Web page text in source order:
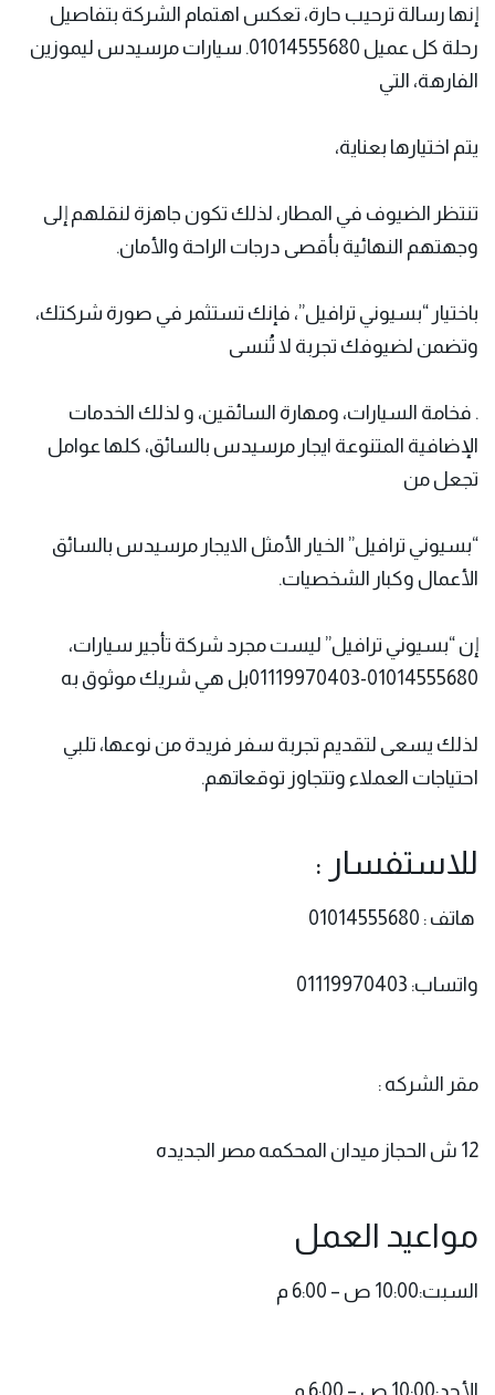
إنها رسالة ترحيب حارة، تعكس اهتمام الشركة بتفاصيل
رحلة كل عميل 01014555680. سيارات مرسيدس ليموزين
الفارهة، التي
يتم اختيارها بعناية،
تنتظر الضيوف في المطار، لذلك تكون جاهزة لنقلهم إلى
وجهتهم النهائية بأقصى درجات الراحة والأمان.
باختيار “بسيوني ترافيل”، فإنك تستثمر في صورة شركتك،
وتضمن لضيوفك تجربة لا تُنسى
. فخامة السيارات، ومهارة السائقين، و لذلك الخدمات
الإضافية المتنوعة ايجار مرسيدس بالسائق، كلها عوامل
تجعل من
“بسيوني ترافيل” الخيار الأمثل الايجار مرسيدس بالسائق
الأعمال وكبار الشخصيات.
إن “بسيوني ترافيل” ليست مجرد شركة تأجير سيارات،
01014555680-01119970403بل هي شريك موثوق به
لذلك يسعى لتقديم تجربة سفر فريدة من نوعها، تلبي
احتياجات العملاء وتتجاوز توقعاتهم.
للاستفسار :
هاتف : 01014555680
واتساب: 01119970403
مقر الشركه :
12 ش الحجاز ميدان المحكمه مصر الجديده
مواعيد العمل
السبت:10:00 ص – 6:00 م
الأحد:10:00 ص – 6:00 م